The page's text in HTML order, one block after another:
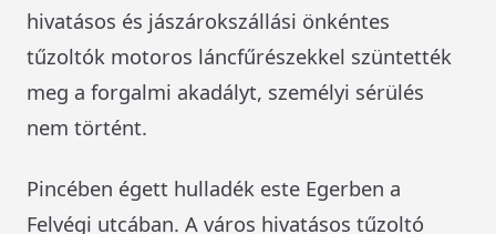
hivatásos és jászárokszállási önkéntes
tűzoltók motoros láncfűrészekkel szüntették
meg a forgalmi akadályt, személyi sérülés
nem történt.
Pincében égett hulladék este Egerben a
Felvégi utcában. A város hivatásos tűzoltó